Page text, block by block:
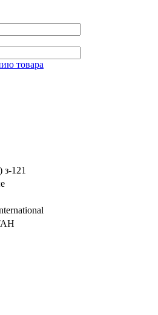
товара
з-121